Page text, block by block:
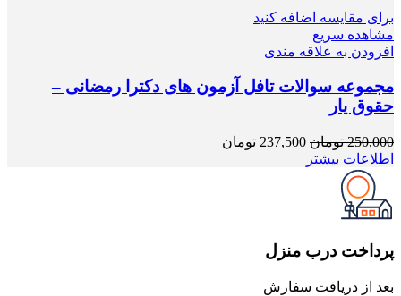
برای مقایسه اضافه کنید
مشاهده سریع
افزودن به علاقه مندی
مجموعه سوالات تافل آزمون های دکترا رمضانی –
حقوق یار
250,000 تومان قیمت
237,500 تومان
اطلاعات بیشتر
پرداخت درب منزل
بعد از دریافت سفارش